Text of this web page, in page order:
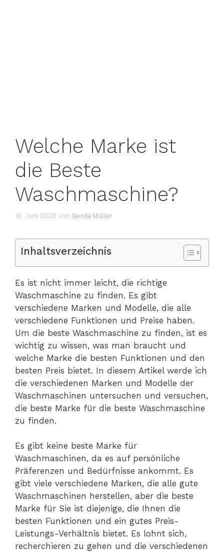
Welche Marke ist
die Beste
Waschmaschine?
19. Juni 2023 von Gerda Müller
Inhaltsverzeichnis
Es ist nicht immer leicht, die richtige
Waschmaschine zu finden. Es gibt
verschiedene Marken und Modelle, die alle
verschiedene Funktionen und Preise haben.
Um die beste Waschmaschine zu finden, ist es
wichtig zu wissen, was man braucht und
welche Marke die besten Funktionen und den
besten Preis bietet. In diesem Artikel werde ich
die verschiedenen Marken und Modelle der
Waschmaschinen untersuchen und versuchen,
die beste Marke für die beste Waschmaschine
zu finden.
Es gibt keine beste Marke für
Waschmaschinen, da es auf persönliche
Präferenzen und Bedürfnisse ankommt. Es
gibt viele verschiedene Marken, die alle gute
Waschmaschinen herstellen, aber die beste
Marke für Sie ist diejenige, die Ihnen die
besten Funktionen und ein gutes Preis-
Leistungs-Verhältnis bietet. Es lohnt sich,
recherchieren zu gehen und die verschiedenen